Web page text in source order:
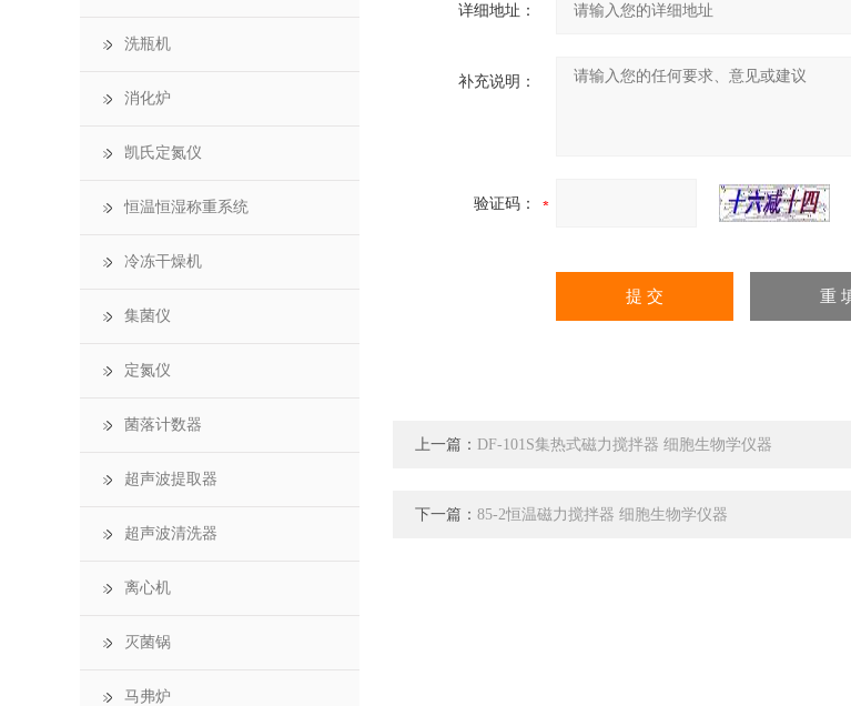
详细地址：
补充说明：
验证码：
上一篇： DF-101S集热式磁力搅拌器 细胞生物学仪器
下一篇： 85-2恒温磁力搅拌器 细胞生物学仪器
洗瓶机
消化炉
凯氏定氮仪
恒温恒湿称重系统
冷冻干燥机
集菌仪
定氮仪
菌落计数器
超声波提取器
超声波清洗器
离心机
灭菌锅
马弗炉